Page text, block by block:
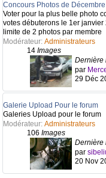
Concours Photos de Décembre
Voter pour la plus belle photo
votes débuterons le 1er janvier
limite de 2 photos par membre
Modérateur: Administrateurs
14 Images
Dernière
par
29 Déc
Galerie Upload Pour le forum
Galeries Upload pour le forum
Modérateur: Administrateurs
106 Images
Dernière
par
20 Nov